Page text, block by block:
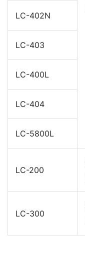
LC-402N
LC-403
LC-400L
LC-404
LC-5800L
LC-200
LC-300